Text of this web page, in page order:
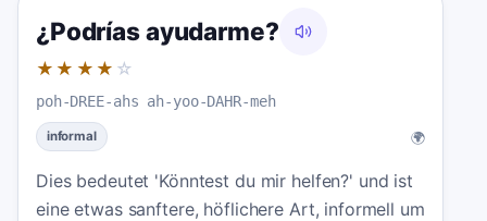
¿Podrías ayudarme?
★★★★ ☆
poh-DREE-ahs ah-yoo-DAHR-meh
informal 🌍
Dies bedeutet 'Könntest du mir helfen?' und ist
eine etwas sanftere, höflichere Art, informell um